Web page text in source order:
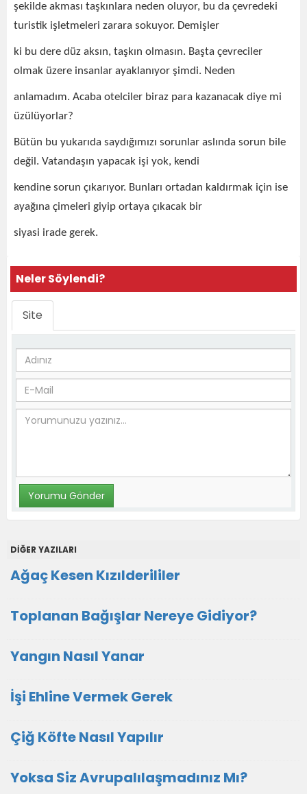
şekilde akması taşkınlara neden oluyor, bu da çevredeki
turistik işletmeleri zarara sokuyor. Demişler
ki bu dere düz aksın, taşkın olmasın. Başta çevreciler
olmak üzere insanlar ayaklanıyor şimdi. Neden
anlamadım. Acaba otelciler biraz para kazanacak diye mi
üzülüyorlar?
Bütün bu yukarıda saydığımızı sorunlar aslında sorun bile
değil. Vatandaşın yapacak işi yok, kendi
kendine sorun çıkarıyor. Bunları ortadan kaldırmak için ise
ayağına çimeleri giyip ortaya çıkacak bir
siyasi irade gerek.
Neler Söylendi?
Site
DİĞER YAZILARI
Ağaç Kesen Kızılderililer
Toplanan Bağışlar Nereye Gidiyor?
Yangın Nasıl Yanar
İşi Ehline Vermek Gerek
Çiğ Köfte Nasıl Yapılır
Yoksa Siz Avrupalılaşmadınız Mı?